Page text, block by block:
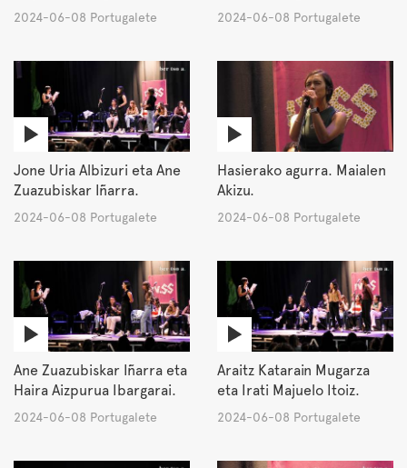
2024-06-08 Portugalete 2024-06-08 Portugalete
Jone Uria Albizuri eta Ane
Zuazubiskar Iñarra.
2024-06-08 Portugalete
Hasierako agurra. Maialen
Akizu.
2024-06-08 Portugalete
Ane Zuazubiskar Iñarra eta
Haira Aizpurua Ibargarai.
2024-06-08 Portugalete
Araitz Katarain Mugarza
eta Irati Majuelo Itoiz.
2024-06-08 Portugalete